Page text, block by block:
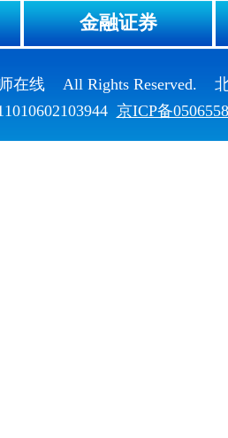
金融证券
在线 All Rights Reserved.
京ICP备